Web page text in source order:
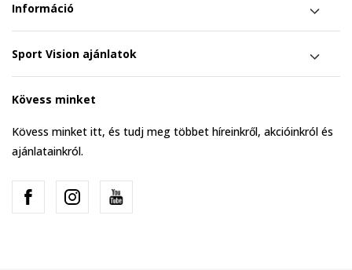
Információ
Sport Vision ajánlatok
Kövess minket
Kövess minket itt, és tudj meg többet híreinkről, akcióinkról és
ajánlatainkról.